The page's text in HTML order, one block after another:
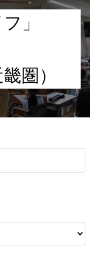
」
圏）